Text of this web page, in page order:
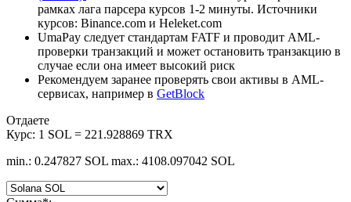
рамках лага парсера курсов 1-2 минуты. Источники
курсов: Binance.com и Heleket.com
UmaPay следует стандартам FATF и проводит AML-
проверки транзакций и может остановить транзакцию в
случае если она имеет высокий риск
Рекомендуем заранее проверять свои активы в AML-
сервисах, например в GetBlock
Отдаете
Курс: 1 SOL = 221.928869 TRX
min.: 0.247827 SOL max.: 4108.097042 SOL